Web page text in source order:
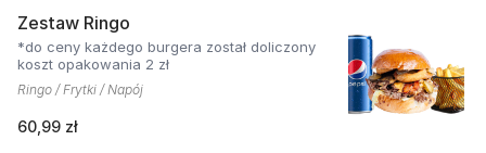
Zestaw Ringo
*do ceny każdego burgera został doliczony
koszt opakowania 2 zł
Ringo / Frytki / Napój
60,99 zł